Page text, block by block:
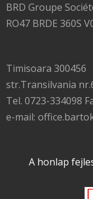
BRD Groupe
RO47 BRDE 360S
Timisoara 300456
str.Transilvania
Tel. 0723-334098
e-mail:
A honlap